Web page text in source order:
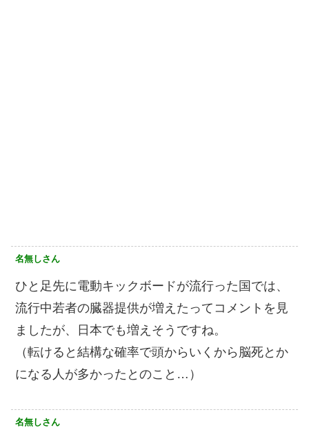
名無しさん
ひと足先に電動キックボードが流行った国では、
流行中若者の臓器提供が増えたってコメントを見
ましたが、日本でも増えそうですね。
（転けると結構な確率で頭からいくから脳死とか
になる人が多かったとのこと…）
名無しさん